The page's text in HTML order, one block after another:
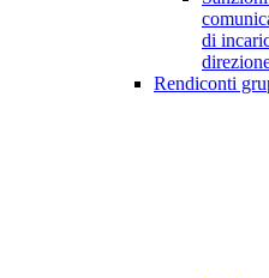
di
Rendiconti